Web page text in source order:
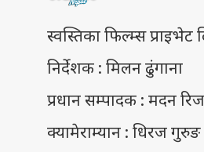
स्वस्तिका फिल्म्स प्राइभेट
निर्देशक : मिलन ढुंगाना
प्रधान सम्पादक : मदन
क्यामेराम्यान : धिरज गुरुङ